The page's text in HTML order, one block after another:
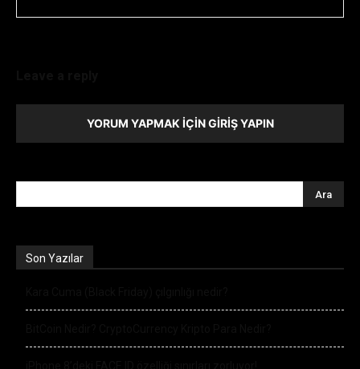
YORUM YAPMAK İÇIN GIRIŞ YAPIN
Son Yazılar